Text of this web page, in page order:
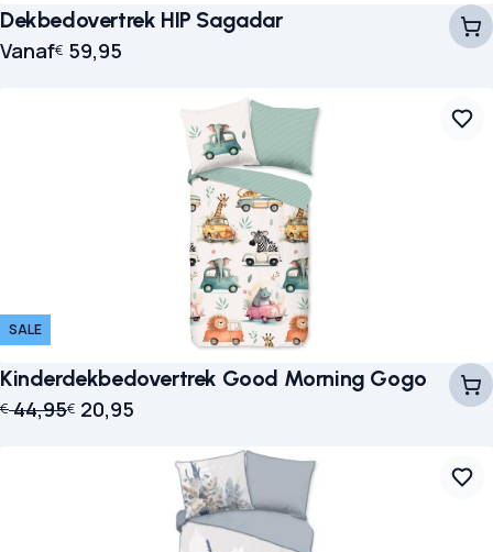
Dekbedovertrek HIP Sagadar
Vanaf€ 59,95
SALE
Kinderdekbedovertrek Good Morning Gogo
€44,95
Oorspronkelijke prijs was: € 44,95.
€ 20,95
Huidige prijs is: € 20,95.